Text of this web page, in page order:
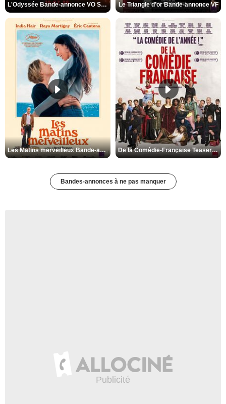
L'Odyssée Bande-annonce VO STFR Le Triangle d'or Bande-annonce VF
Les Matins merveilleux Bande-annonce VF De la Comédie-Française Teaser VF
Bandes-annonces à ne pas manquer